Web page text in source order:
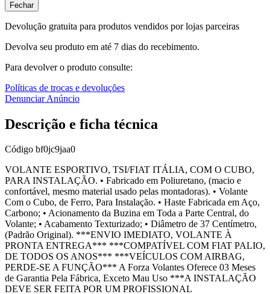
Fechar
Devolução gratuita para produtos vendidos por lojas parceiras
Devolva seu produto em até 7 dias do recebimento.
Para devolver o produto consulte:
Políticas de trocas e devoluções
Denunciar Anúncio
Descrição e ficha técnica
Código bf0jc9jaa0
VOLANTE ESPORTIVO, TSI/FIAT ITÁLIA, COM O CUBO,
PARA INSTALAÇÃO. • Fabricado em Poliuretano, (macio e
confortável, mesmo material usado pelas montadoras). • Volante
Com o Cubo, de Ferro, Para Instalação. • Haste Fabricada em Aço,
Carbono; • Acionamento da Buzina em Toda a Parte Central, do
Volante; • Acabamento Texturizado; • Diâmetro de 37 Centímetro,
(Padrão Original). ***ENVIO IMEDIATO, VOLANTE À
PRONTA ENTREGA*** ***COMPATÍVEL COM FIAT PALIO,
DE TODOS OS ANOS*** ***VEÍCULOS COM AIRBAG,
PERDE-SE A FUNÇÃO*** A Forza Volantes Oferece 03 Meses
de Garantia Pela Fábrica, Exceto Mau Uso ***A INSTALAÇÃO
DEVE SER FEITA POR UM PROFISSIONAL